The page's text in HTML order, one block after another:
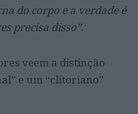
do corpo e a verdade é
precisa disso”.
veem a distinção
e um “clitoriano”